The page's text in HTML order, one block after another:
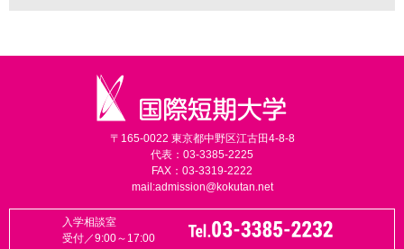
〒165-0022 東京都中野区江古田4-8-8
代表：03-3385-2225
FAX：03-3319-2222
mail:admission@kokutan.net
入学相談室
受付／9:00～17:00